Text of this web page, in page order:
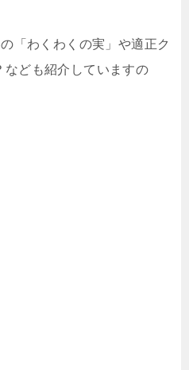
「わくわくの実」や適正ク
なども紹介していますの